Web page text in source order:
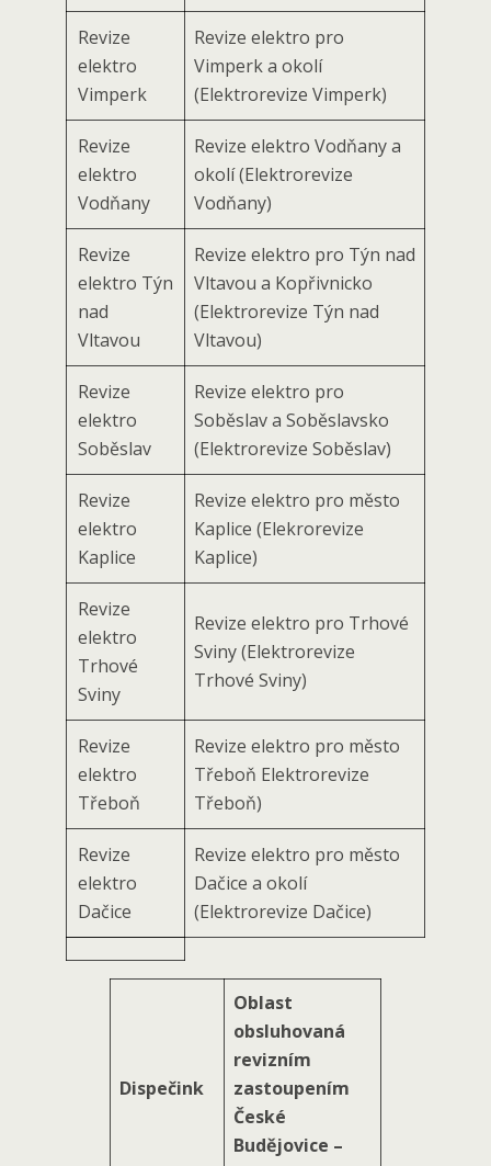
Revize
elektro
Vimperk
Revize elektro pro
Vimperk a okolí
(Elektrorevize Vimperk)
Revize
elektro
Vodňany
Revize elektro Vodňany a
okolí (Elektrorevize
Vodňany)
Revize
elektro Týn
nad
Vltavou
Revize elektro pro Týn nad
Vltavou a Kopřivnicko
(Elektrorevize Týn nad
Vltavou)
Revize
elektro
Soběslav
Revize elektro pro
Soběslav a Soběslavsko
(Elektrorevize Soběslav)
Revize
elektro
Kaplice
Revize elektro pro město
Kaplice (Elekrorevize
Kaplice)
Revize
elektro
Trhové
Sviny
Revize elektro pro Trhové
Sviny (Elektrorevize
Trhové Sviny)
Revize
elektro
Třeboň
Revize elektro pro město
Třeboň Elektrorevize
Třeboň)
Revize
elektro
Dačice
Revize elektro pro město
Dačice a okolí
(Elektrorevize Dačice)
Dispečink
Oblast
obsluhovaná
revizním
zastoupením
České
Budějovice –